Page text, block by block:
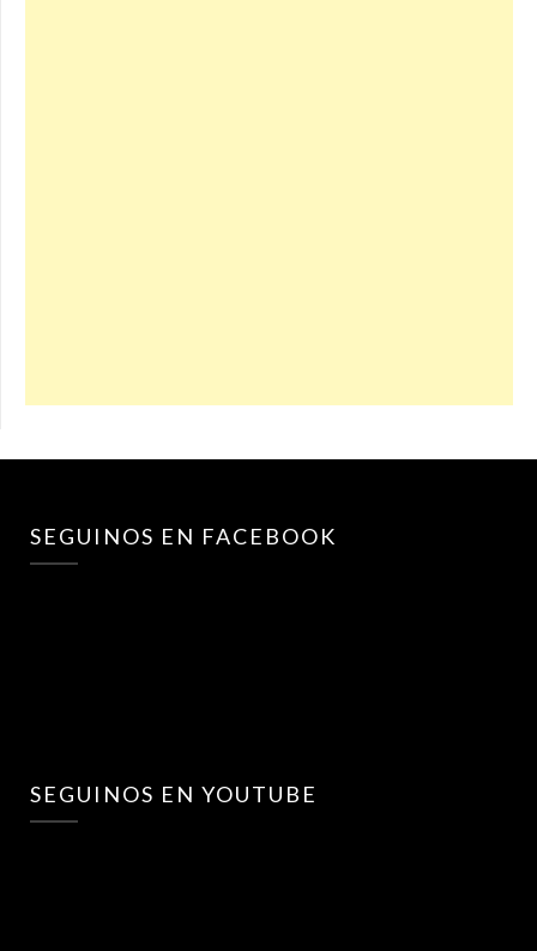
SEGUINOS EN FACEBOOK
SEGUINOS EN YOUTUBE